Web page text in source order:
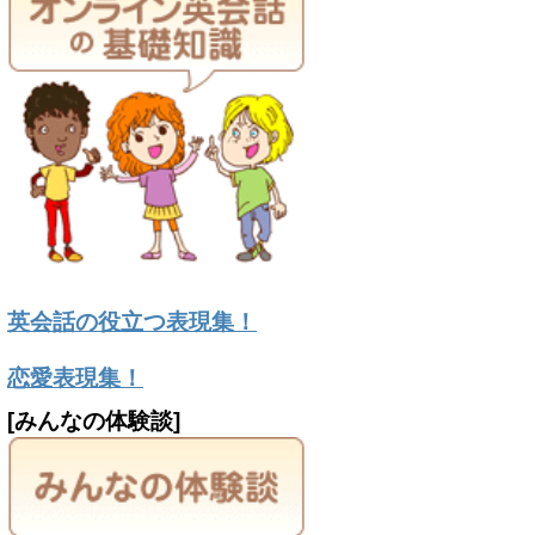
英会話の役立つ表現集！
恋愛表現集！
[みんなの体験談]